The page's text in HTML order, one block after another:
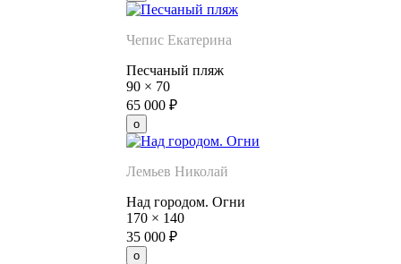
Чепис Екатерина
Песчаный пляж
90 × 70
65 000 ₽
Лемьев Николай
Над городом. Огни
170 × 140
35 000 ₽